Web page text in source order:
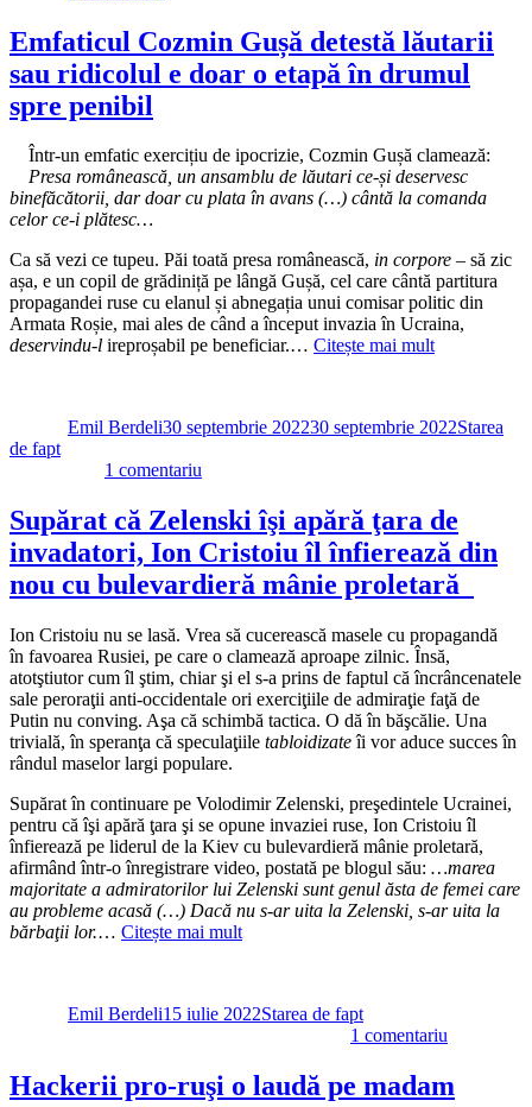
poate
ridica
de
artă,
Ciutacu
teleastului
indignat
căruia
i
se
licența
Emfaticul Cozmin Gușă detestă lăutarii
sau ridicolul e doar o etapă în drumul
spre penibil
Într-un emfatic exercițiu de ipocrizie, Cozmin Gușă clamează:
Presa românească, un ansamblu de lăutari ce-și deservesc
binefăcătorii, dar doar cu plata în avans (…) cântă la comanda
celor ce-i plătesc…
Ca să vezi ce tupeu. Păi toată presa românească, in corpore – să zic
așa, e un copil de grădiniță pe lângă Gușă, cel care cântă partitura
propagandei ruse cu elanul și abnegația unui comisar politic din
Armata Roșie, mai ales de când a început invazia în Ucraina,
deservindu-l ireproșabil pe beneficiar.… Citește mai mult
Emil Berdeli30 septembrie 202230 septembrie 2022Starea
de fapt
1 comentariu
Cozmin
Gușă
detestă
lăutarii
sau
e
doar
o
etapă
în
drumul
spre
Supărat că Zelenski îşi apără ţara de
invadatori, Ion Cristoiu îl înfierează din
nou cu bulevardieră mânie proletară
Ion Cristoiu nu se lasă. Vrea să cucerească masele cu propagandă
în favoarea Rusiei, pe care o clamează aproape zilnic. Însă,
atotştiutor cum îl ştim, chiar şi el s-a prins de faptul că încrâncenatele
sale peroraţii anti-occidentale ori exerciţiile de admiraţie faţă de
Putin nu conving. Aşa că schimbă tactica. O dă în băşcălie. Una
trivială, în speranţa că speculaţiile tabloidizateîi vor aduce succes în
rândul maselor largi populare.
Supărat în continuare pe Volodimir Zelenski, preşedintele Ucrainei,
pentru că îşi apără ţara şi se opune invaziei ruse, Ion Cristoiu îl
înfierează pe liderul de la Kiev cu bulevardieră mânie proletară,
afirmând într-o înregistrare video, postată pe blogul său: …marea
majoritate a admiratorilor lui Zelenski sunt genul ăsta de femei care
au probleme acasă (…) Dacă nu s-ar uita la Zelenski, s-ar uita la
bărbaţii lor.… Citește mai mult
Emil Berdeli15 iulie 2022Starea de fapt
1 comentariu
Zelenski
Hackerii pro-ruşi o laudă pe madam